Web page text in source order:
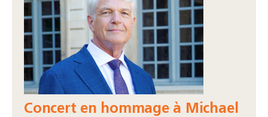
Concert en hommage à Michael